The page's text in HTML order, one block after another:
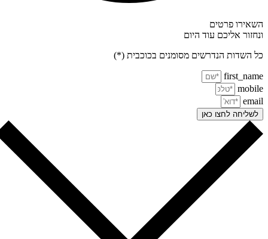
פרטים
אליכם עוד היום
השדות הנדרשים מסומנים בכוכבית (*)
לשליחה לחצו כאן